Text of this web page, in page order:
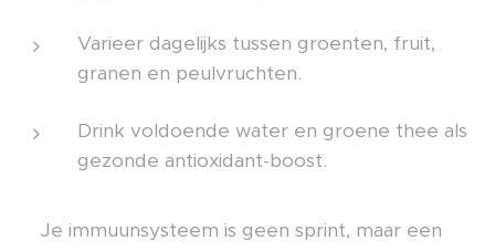
Varieer dagelijks tussen groenten, fruit,
granen en peulvruchten.
Drink voldoende water en groene thee als
gezonde antioxidant-boost.
👉 Je immuunsysteem is geen sprint, maar een